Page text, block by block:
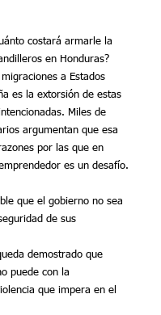
costará armarle la
en Honduras?
a Estados
es la extorsión de estas
Miles de
argumentan que esa
por las que en
es un desafío.
que el gobierno no sea
de sus
demostrado que
puede con la
que impera en el